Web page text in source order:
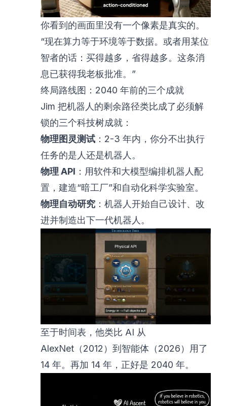
你看到的画面里没有一个像素是真实的。
“现在算力等于环境等于数据。或者用某位
智者的话：买得越多，省得越多。这条消
息已获得我老板批准。”
终局路线图：2040 年前的三个成就
Jim 把机器人的剩余路径类比成了必须解
锁的三个科技树成就：
物理图灵测试 ：2-3 年内，你分不出执行
任务的是人还是机器人。
物理 API ：用软件和大模型编排机器人配
置，建造“暗工厂”和自动化科学实验室。
物理自动研究 ：机器人开始自己设计、改
进并制造出下一代机器人。
至于时间表，他类比 AI 从
AlexNet（2012）到智能体（2026）用了
14 年。再加 14 年，正好是 2040 年。